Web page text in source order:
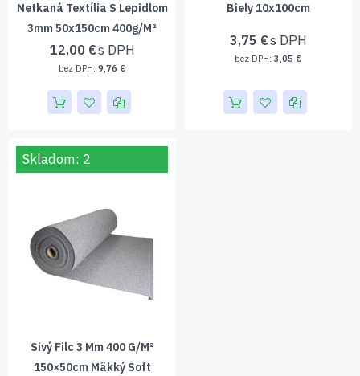
Netkaná Textília S Lepidlom
3mm 50x150cm 400g/m²​
12,00 €
9,76 €
Biely 10x100cm
3,75 €
3,05 €
Skladom: 2
Sivý Filc 3 Mm 400 G/m²
150×50cm Mäkký Soft